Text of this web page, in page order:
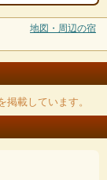
地図・周辺の宿
掲載しています。